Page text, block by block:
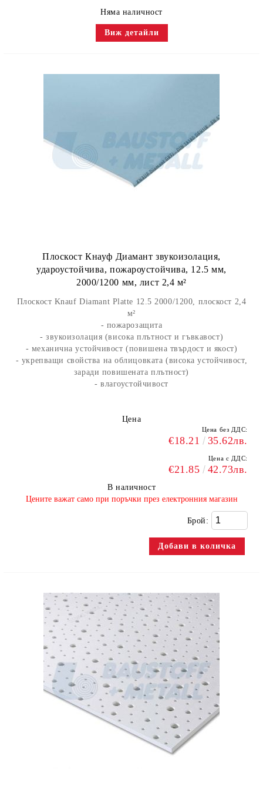
Няма наличност
Виж детайли
Плоскост Кнауф Диамант звукоизолация,
удароустойчива, пожароустойчива, 12.5 мм,
2000/1200 мм, лист 2,4 м²
Плоскост Knauf Diamant Platte 12.5 2000/1200, плоскост 2,4
м²
- пожарозащита
- звукоизолация (висока плътност и гъвкавост)
- механична устойчивост (повишена твърдост и якост)
- укрепващи свойства на облицовката (висока устойчивост,
заради повишената плътност)
- влагоустойчивост
Цена
Цена без ДДС:
€18.21 35.62лв.
Цена с ДДС:
€21.85 42.73лв.
В наличност
​Цените важат само при поръчки през електронния магазин
Брой: